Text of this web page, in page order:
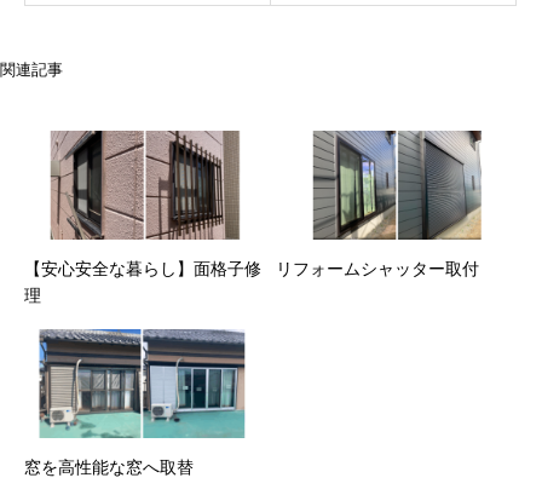
関連記事
【安心安全な暮らし】面格子修
理
リフォームシャッター取付
窓を高性能な窓へ取替